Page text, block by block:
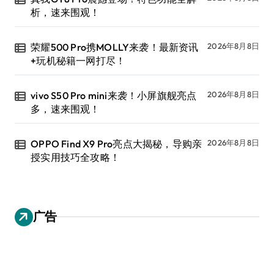
析，速来围观！
荣耀500 Pro携MOLLY来袭！最新资讯
+玩机秘籍一网打尽！
2026年8月8日
vivo S50 Pro mini来袭！小屏旗舰亮点
多，速来围观！
2026年8月8日
OPPO Find X9 Pro亮点大揭秘，导购亲
授实用技巧全攻略！
2026年8月8日
广告